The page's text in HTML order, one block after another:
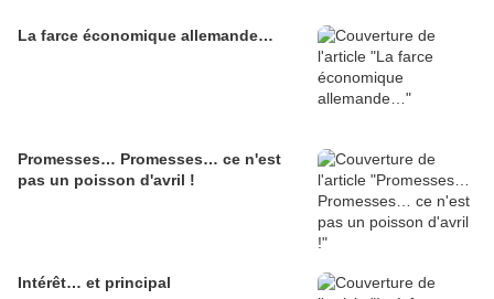
La farce économique allemande…
Promesses… Promesses… ce n'est
pas un poisson d'avril !
Intérêt… et principal